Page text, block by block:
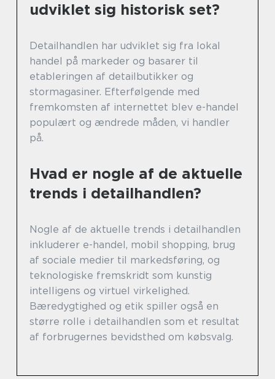
udviklet sig historisk set?
Detailhandlen har udviklet sig fra lokal
handel på markeder og basarer til
etableringen af detailbutikker og
stormagasiner. Efterfølgende med
fremkomsten af internettet blev e-handel
populært og ændrede måden, vi handler
på.
Hvad er nogle af de aktuelle
trends i detailhandlen?
Nogle af de aktuelle trends i detailhandlen
inkluderer e-handel, mobil shopping, brug
af sociale medier til markedsføring, og
teknologiske fremskridt som kunstig
intelligens og virtuel virkelighed.
Bæredygtighed og etik spiller også en
større rolle i detailhandlen som et resultat
af forbrugernes bevidsthed om købsvalg.